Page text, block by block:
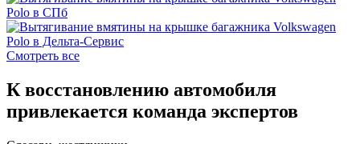
Смотреть все
К восстановлению автомобиля
привлекается команда экспертов